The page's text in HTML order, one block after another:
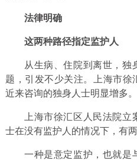
法律明确
这两种路径指定监护人
从生病、住院到离世，独
题，引发不少关注。上海市徐
近来咨询的独身人士明显增多。
上海市徐汇区人民法院
士在没有监护人的情况下，有
一种是意定监护，也就是